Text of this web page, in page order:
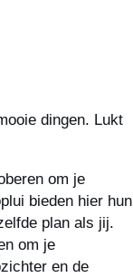
dingen. Lukt
om je
bieden hier hun
plan als jij.
om je
en de